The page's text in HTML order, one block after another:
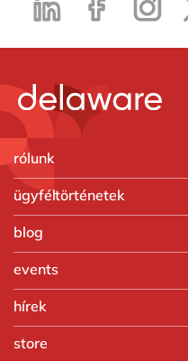
rólunk
ügyféltörténetek
blog
events
hírek
store